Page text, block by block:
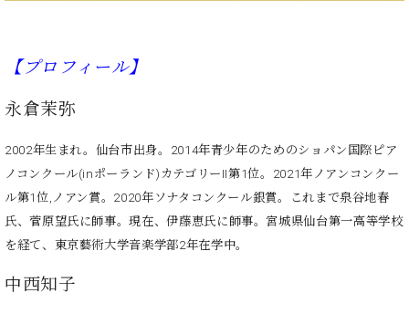
イ
デ
ミ
ー
W.
セ
セン
ム東
京の
内
(PDF)
お
い
【プロフィール】
永倉茉弥
2002年生まれ。仙台市出身。2014年青少年のためのショパン国際ピア
ノコンクール(inポーランド)カテゴリーII第1位。2021年ノアンコンクー
ル第1位,ノアン賞。2020年ソナタコンクール銀賞。これまで泉谷地春
氏、菅原望氏に師事。現在、伊藤恵氏に師事。宮城県仙台第一高等学校
を経て、東京藝術大学音楽学部2年在学中。
中西知子